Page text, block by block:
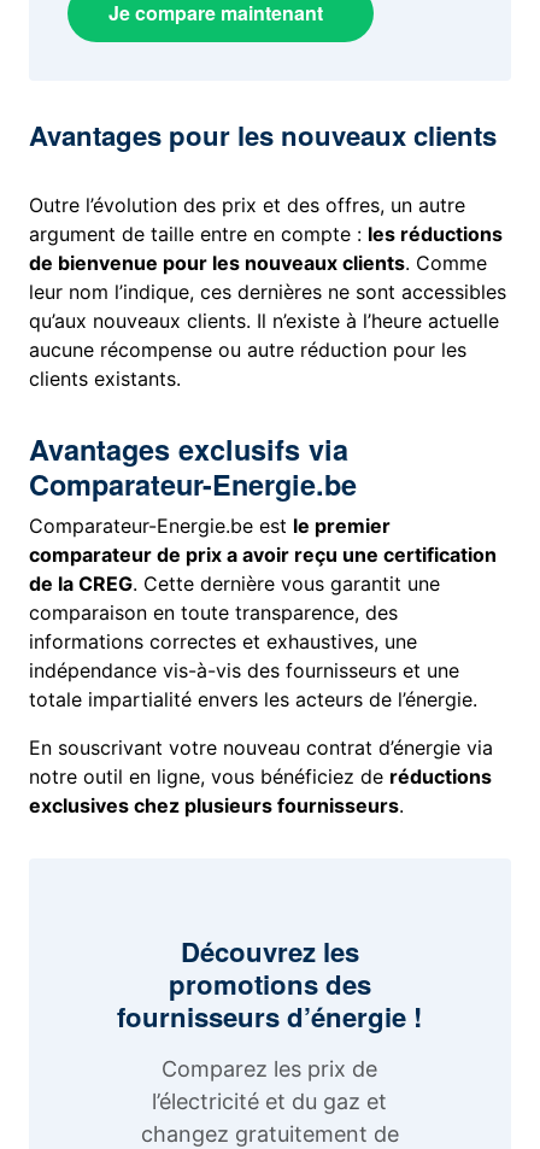
Je compare maintenant
Avantages pour les nouveaux clients
Outre l’évolution des prix et des offres, un autre
argument de taille entre en compte : les réductions
de bienvenue pour les nouveaux clients. Comme
leur nom l’indique, ces dernières ne sont accessibles
qu’aux nouveaux clients. Il n’existe à l’heure actuelle
aucune récompense ou autre réduction pour les
clients existants.
Avantages exclusifs via
Comparateur-Energie.be
Comparateur-Energie.be est le premier
comparateur de prix a avoir reçu une certification
de la CREG. Cette dernière vous garantit une
comparaison en toute transparence, des
informations correctes et exhaustives, une
indépendance vis-à-vis des fournisseurs et une
totale impartialité envers les acteurs de l’énergie.
En souscrivant votre nouveau contrat d’énergie via
notre outil en ligne, vous bénéficiez de réductions
exclusives chez plusieurs fournisseurs.
Découvrez les
promotions des
fournisseurs d’énergie !
Comparez les prix de
l’électricité et du gaz et
changez gratuitement de